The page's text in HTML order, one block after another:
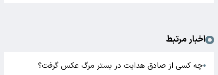
اخبار مرتبط
●چه کسی از صادق هدایت در بستر مرگ عکس گرفت؟